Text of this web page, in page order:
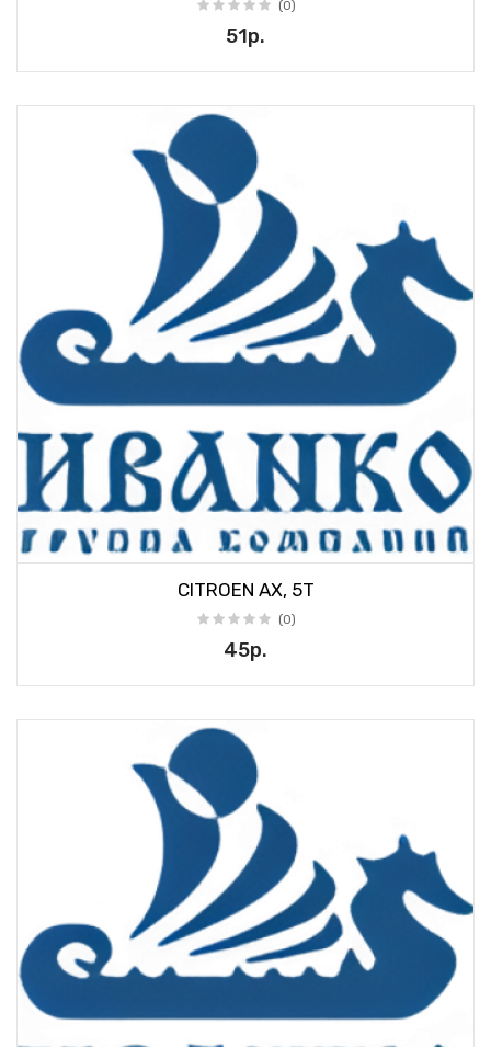
(0)
51р.
CITROEN AX, 5T
(0)
45р.